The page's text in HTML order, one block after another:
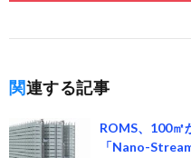
関連する記事
ROMS、100㎡
「Nano-